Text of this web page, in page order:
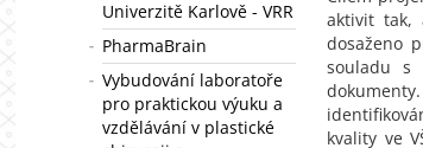
Univerzitě Karlově - VRR
PharmaBrain
Vybudování laboratoře
pro praktickou výuku a
vzdělávání v plastické
aktivit tak,
dosaženo
souladu s
kvality ve